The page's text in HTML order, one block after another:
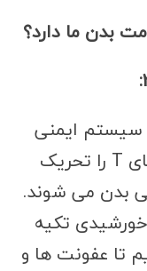
بدن ما دارد؟
ایمنی
شما و ویتامین های D و سلول های T را تحریک
بدن می شوند.
تکیه
تا عفونت ها و